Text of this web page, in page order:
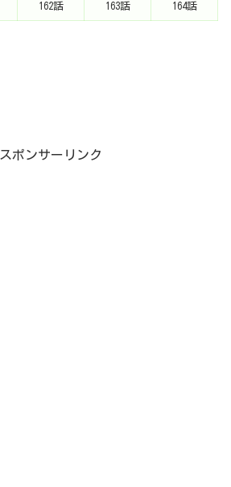
162話 163話 164話
スポンサーリンク